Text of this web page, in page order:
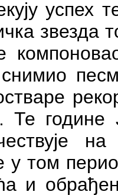
успех
звезда
снимио
године
на
у том
и